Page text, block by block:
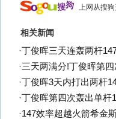
上网从搜
相关新闻
·丁俊晖三天连轰两杆
·三天两满分!丁俊晖第
·丁俊晖3天内打出两杆
·丁俊晖第四次轰出单杆
·147效率超越火箭希金